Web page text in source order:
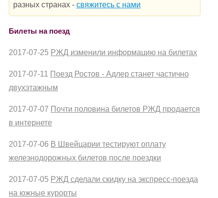
разных странах - свяжитесь с нами
Билеты на поезд
2017-07-25 РЖД изменили информацию на билетах
2017-07-11 Поезд Ростов - Адлер станет частично
двухэтажным
2017-07-07 Почти половина билетов РЖД продается
в интернете
2017-07-06 В Швейцарии тестируют оплату
железнодорожных билетов после поездки
2017-07-05 РЖД сделали скидку на экспресс-поезда
на южные курорты